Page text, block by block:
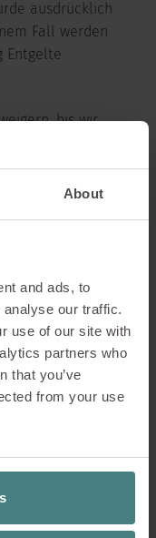
About
and ads, to
our traffic.
use of our site with
partners who
that you’ve
from your use
ausdrücklich
Fall werden
Entgelte
bis wir
oder bis
dass Sie die
welches
und in jedem
dieses
Die Frist ist